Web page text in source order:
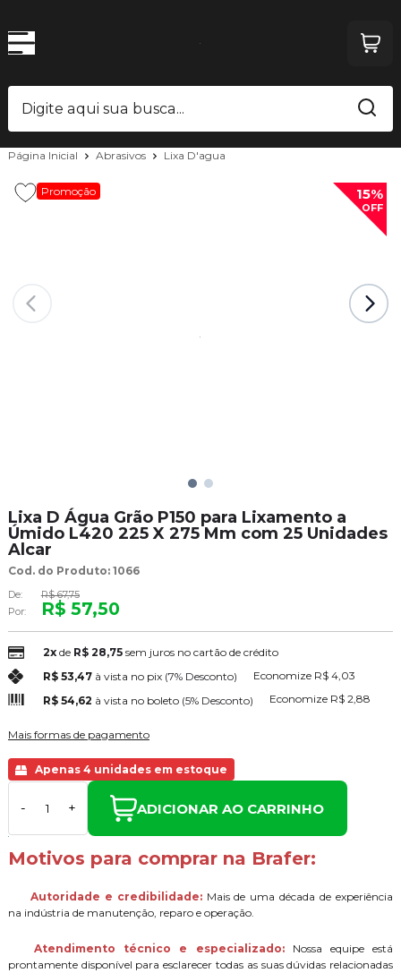
Página Inicial Abrasivos Lixa D'agua
Promoção 15%
OFF
Lixa D Água Grão P150 para Lixamento a
Úmido L420 225 X 275 Mm com 25 Unidades
Alcar
Cod. do Produto: 1066
De:
R$ 67,75
Por:
R$ 57,50
2xde R$ 28,75 sem juros no cartão de crédito
R$ 53,47 à vista no pix (7% Desconto) Economize R$ 4,03
R$ 54,62 à vista no boleto (5% Desconto) Economize R$ 2,88
Mais formas de pagamento
Apenas 4 unidades em estoque
- + ADICIONAR AO CARRINHO
Motivos para comprar na Brafer:
Autoridade e credibilidade: Mais de uma década de experiência
na indústria de manutenção, reparo e operação.
Atendimento técnico e especializado:
Nossa equipe está
prontamente disponível para esclarecer todas as suas dúvidas relacionadas